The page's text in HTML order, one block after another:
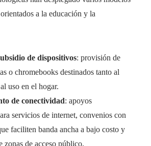
a la educación y la
de dispositivos: provisión de
o chromebooks destinados tanto al
uso en el hogar.
de conectividad: apoyos
servicios de internet, convenios con
faciliten banda ancha a bajo costo y
zonas de acceso público.